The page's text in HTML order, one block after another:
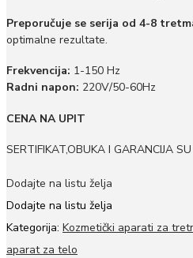
Preporučuje se serija od 4-8
optimalne rezultate.
Frekvencija: 1-150 Hz
Radni napon: 220V/50-60Hz
CENA NA UPIT
SERTIFIKAT,OBUKA I GARANCIJA
Dodajte na listu želja
Dodajte na listu želja
Kategorija: Kozmetički aparati za
aparat za telo